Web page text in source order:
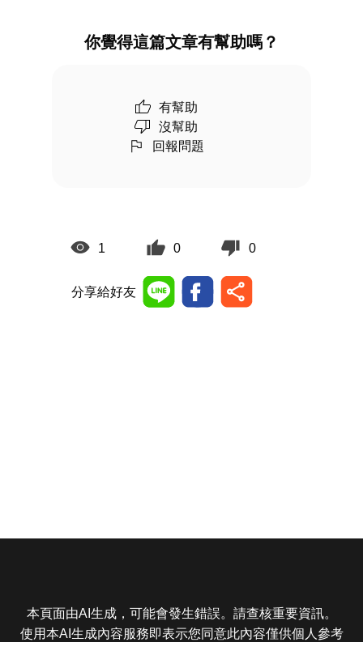
你覺得這篇文章有幫助嗎？
有幫助
沒幫助
回報問題
1 0 0
分享給好友
本頁面由AI生成，可能會發生錯誤。請查核重要資訊。
使用本AI生成內容服務即表示您同意此內容僅供個人參考